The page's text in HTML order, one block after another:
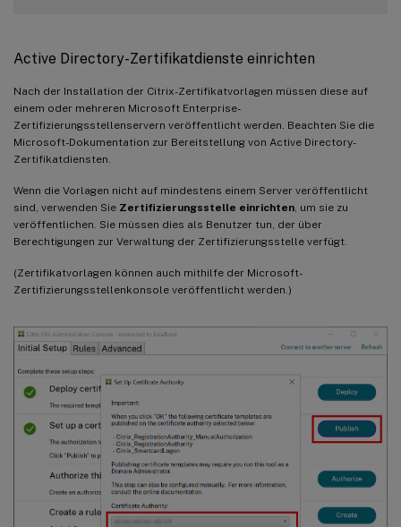
Active Directory-Zertifikatdienste einrichten
Nach der Installation der Citrix-Zertifikatvorlagen müssen diese auf
einem oder mehreren Microsoft Enterprise-
Zertifizierungsstellenservern veröffentlicht werden. Beachten Sie die
Microsoft-Dokumentation zur Bereitstellung von Active Directory-
Zertifikatdiensten.
Wenn die Vorlagen nicht auf mindestens einem Server veröffentlicht
sind, verwenden Sie Zertifizierungsstelle einrichten, um sie zu
veröffentlichen. Sie müssen dies als Benutzer tun, der über
Berechtigungen zur Verwaltung der Zertifizierungsstelle verfügt.
(Zertifikatvorlagen können auch mithilfe der Microsoft-
Zertifizierungsstellenkonsole veröffentlicht werden.)